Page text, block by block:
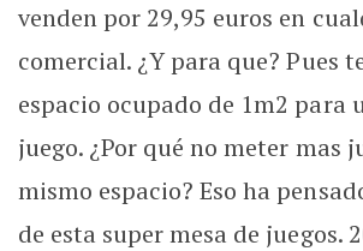
venden por 29,95 euros en
comercial. ¿Y para que? Pues
espacio ocupado de 1m2 para
juego. ¿Por qué no meter mas
mismo espacio? Eso ha
de esta super mesa de juegos.